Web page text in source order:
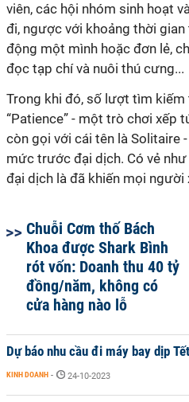
viên, các hội nhóm sinh hoạt
đi, ngược với khoảng thời
động một mình hoặc đơn lẻ,
đọc tạp chí và nuôi thú cưng...
Trong khi đó, số lượt tìm
“Patience” - một trò chơi xếp
còn gọi với cái tên là Solitaire
mức trước đại dịch. Có vẻ
đại dịch là đã khiến mọi người
Chuỗi Cơm thố Bách
Khoa được Shark Bình
rót vốn: Doanh thu 40 tỷ
đồng/năm, không có
cửa hàng nào lỗ
Dự báo nhu cầu đi máy bay dịp
KINH DOANH - 24-10-2023